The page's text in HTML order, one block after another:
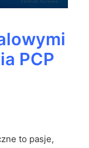
PCP
to pasje,